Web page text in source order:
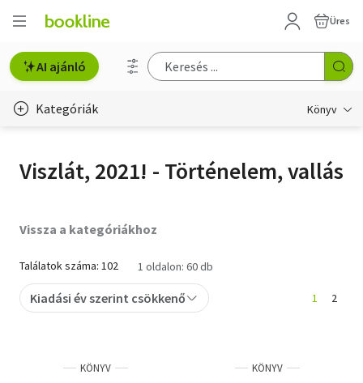
Üres
AI ajánló
Kategóriák Könyv
Erotika
Irodalom
Viszlát, 2021! - Történelem, vallás
Vissza a kategóriákhoz
Találatok száma: 102 1 oldalon: 60 db
Kiadási év szerint csökkenő 1 2
KÖNYV KÖNYV